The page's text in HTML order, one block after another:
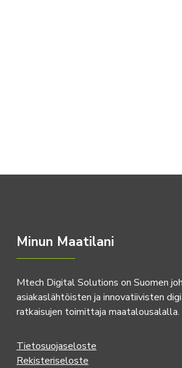
Minun Maatilani
Mtech Digital Solutions on Suomen
asiakaslähtöisten ja innovatiivisten
ratkaisujen toimittaja maatalousalalla.
Tietosuojaseloste
Rekisteriseloste